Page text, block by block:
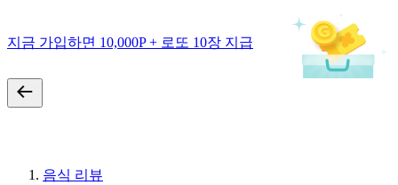
지금 가입하면 10,000P + 로또 10장 지급
음식 리뷰